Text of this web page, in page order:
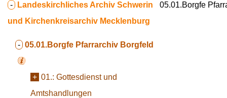
- Landeskirchliches Archiv Schwerin
und Kirchenkreisarchiv Mecklenburg
- 05.01.Borgfe Pfarrarchiv Borgfeld
+ 01.: Gottesdienst und
Amtshandlungen
05.01.Borgfe